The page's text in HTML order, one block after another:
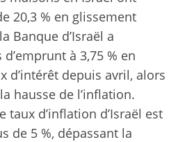
20,3 % en glissement
Banque d’Israël a
à 3,75 % en
d’intérêt depuis avril, alors
hausse de l’inflation.
taux d’inflation d’Israël est
de 5 %, dépassant la